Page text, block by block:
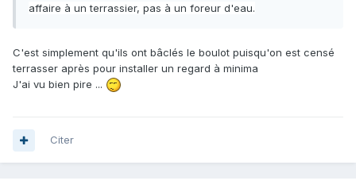
affaire à un terrassier, pas à un foreur d'eau.
C'est simplement qu'ils ont bâclés le boulot puisqu'on est censé
terrasser après pour installer un regard à minima
J'ai vu bien pire ...
Citer